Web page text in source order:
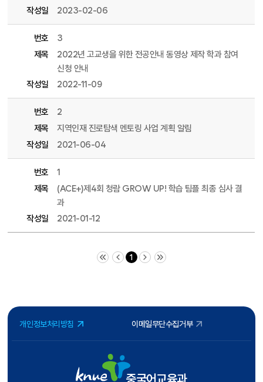
작성일
2023-02-06
번호
3
제목
2022년 고교생을 위한 전공안내 동영상 제작 학과 참여
신청 안내
작성일
2022-11-09
번호
2
제목
지역인재 진로탐색 멘토링 사업 계획 알림
작성일
2021-06-04
번호
1
제목
(ACE+)제4회 청람 GROW UP! 학습 팀플 최종 심사 결
과
작성일
2021-01-12
처음 페이지 이전 10 페이지
1
다음 10 페이지 끝 페이지
개인정보처리방침 이메일무단수집거부
중국어교육과